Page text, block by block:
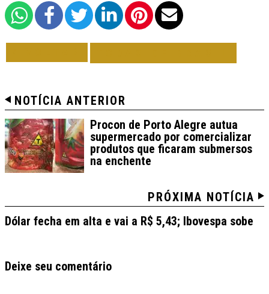
NOTÍCIA ANTERIOR
Procon de Porto Alegre autua
supermercado por comercializar
produtos que ficaram submersos
na enchente
PRÓXIMA NOTÍCIA
Dólar fecha em alta e vai a R$ 5,43; Ibovespa sobe
Deixe seu comentário